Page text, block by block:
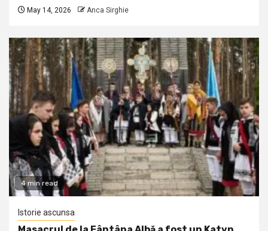
May 14, 2026 Anca Sirghie
4 min read
Istorie ascunsa